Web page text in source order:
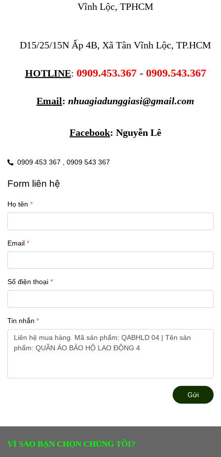
Vĩnh Lộc, TPHCM
D15/25/15N Ấp 4B, Xã Tân Vĩnh Lộc, TP.HCM
HOTLINE: 0909.453.367 - 0909.543.367
Email: nhuagiadunggiasi@gmail.com
Facebook: Nguyễn Lê
0909 453 367 , 0909 543 367
Form liên hệ
Họ tên
Email
Số điện thoại
Tin nhắn
Gửi
VÌ SAO BẠN CHỌN CHÚNG TÔI?